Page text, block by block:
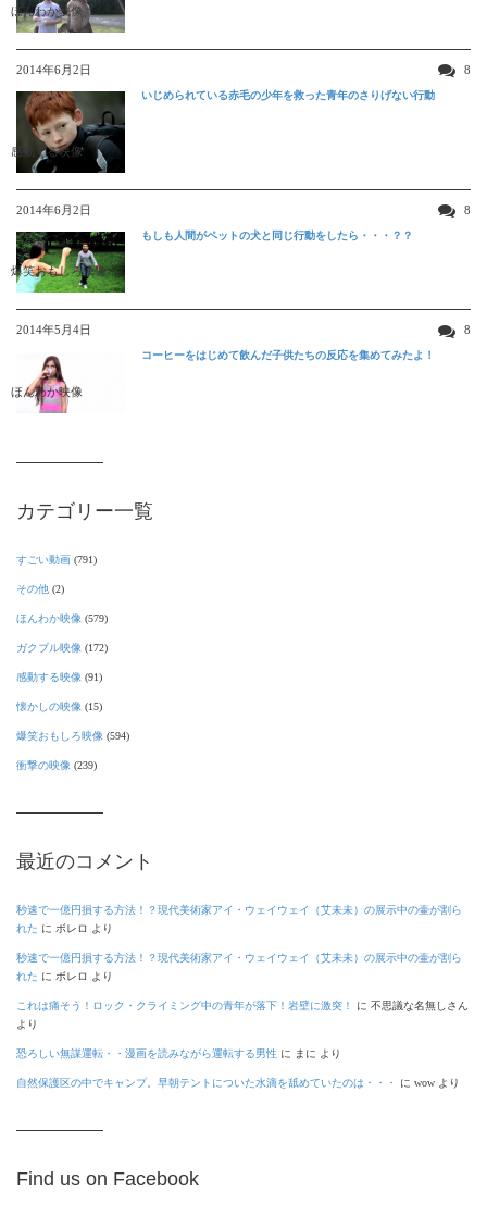
ほんわか映像
2014年6月2日 8
感動する映像
いじめられている赤毛の少年を救った青年のさりげない行動
2014年6月2日 8
爆笑おもしろ映像
もしも人間がペットの犬と同じ行動をしたら・・・？？
2014年5月4日 8
ほんわか映像
コーヒーをはじめて飲んだ子供たちの反応を集めてみたよ！
カテゴリー一覧
すごい動画 (791)
その他 (2)
ほんわか映像 (579)
ガクブル映像 (172)
感動する映像 (91)
懐かしの映像 (15)
爆笑おもしろ映像 (594)
衝撃の映像 (239)
最近のコメント
秒速で一億円損する方法！？現代美術家アイ・ウェイウェイ（艾未未）の展示中の壷が割ら
れた に ボレロ より
秒速で一億円損する方法！？現代美術家アイ・ウェイウェイ（艾未未）の展示中の壷が割ら
れた に ボレロ より
これは痛そう！ロック・クライミング中の青年が落下！岩壁に激突！ に 不思議な名無しさん
より
恐ろしい無謀運転・・漫画を読みながら運転する男性 に まに より
自然保護区の中でキャンプ。早朝テントについた水滴を舐めていたのは・・・ に wow より
Find us on Facebook